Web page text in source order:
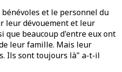
et le personnel du
leur dévouement et leur
que beaucoup d'entre eux ont
leur famille. Mais leur
Ils sont toujours là" a-t-il